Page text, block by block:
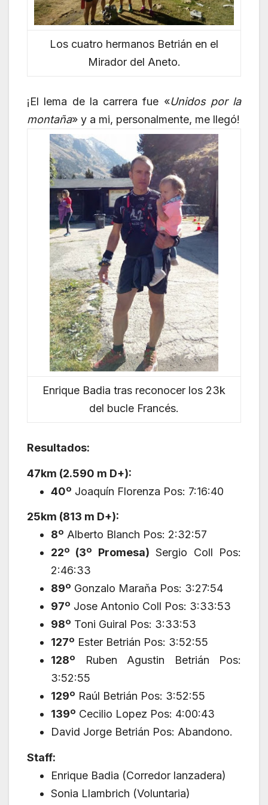
Los cuatro hermanos Betrián en el
Mirador del Aneto.
¡El lema de la carrera fue «Unidos por la
montaña» y a mi, personalmente, me llegó!
Enrique Badia tras reconocer los 23k
del bucle Francés.
Resultados:
47km (2.590 m D+):
40º Joaquín Florenza Pos: 7:16:40
25km (813 m D+):
8º Alberto Blanch Pos: 2:32:57
22º (3º Promesa) Sergio Coll Pos:
2:46:33
89º Gonzalo Maraňa Pos: 3:27:54
97º Jose Antonio Coll Pos: 3:33:53
98º Toni Guiral Pos: 3:33:53
127º Ester Betrián Pos: 3:52:55
128º Ruben Agustin Betrián Pos:
3:52:55
129º Raúl Betrián Pos: 3:52:55
139º Cecilio Lopez Pos: 4:00:43
David Jorge Betrián Pos: Abandono.
Staff:
Enrique Badia (Corredor lanzadera)
Sonia Llambrich (Voluntaria)